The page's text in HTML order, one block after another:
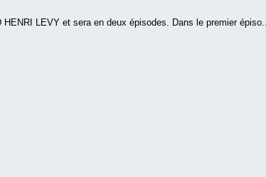
LEVY et sera en deux épisodes. Dans le premier épiso...